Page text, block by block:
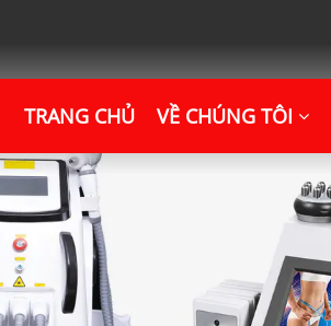
TRANG CHỦ VỀ CHÚNG TÔI